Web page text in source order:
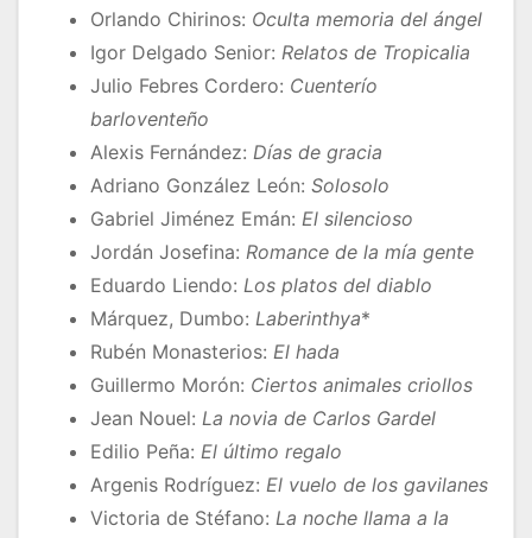
Orlando Chirinos: Oculta memoria del ángel
Igor Delgado Senior: Relatos de Tropicalia
Julio Febres Cordero: Cuenterío
barloventeño
Alexis Fernández: Días de gracia
Adriano González León: Solosolo
Gabriel Jiménez Emán: El silencioso
Jordán Josefina: Romance de la mía gente
Eduardo Liendo: Los platos del diablo
Márquez, Dumbo: Laberinthya*
Rubén Monasterios: El hada
Guillermo Morón: Ciertos animales criollos
Jean Nouel: La novia de Carlos Gardel
Edilio Peña: El último regalo
Argenis Rodríguez: El vuelo de los gavilanes
Victoria de Stéfano: La noche llama a la